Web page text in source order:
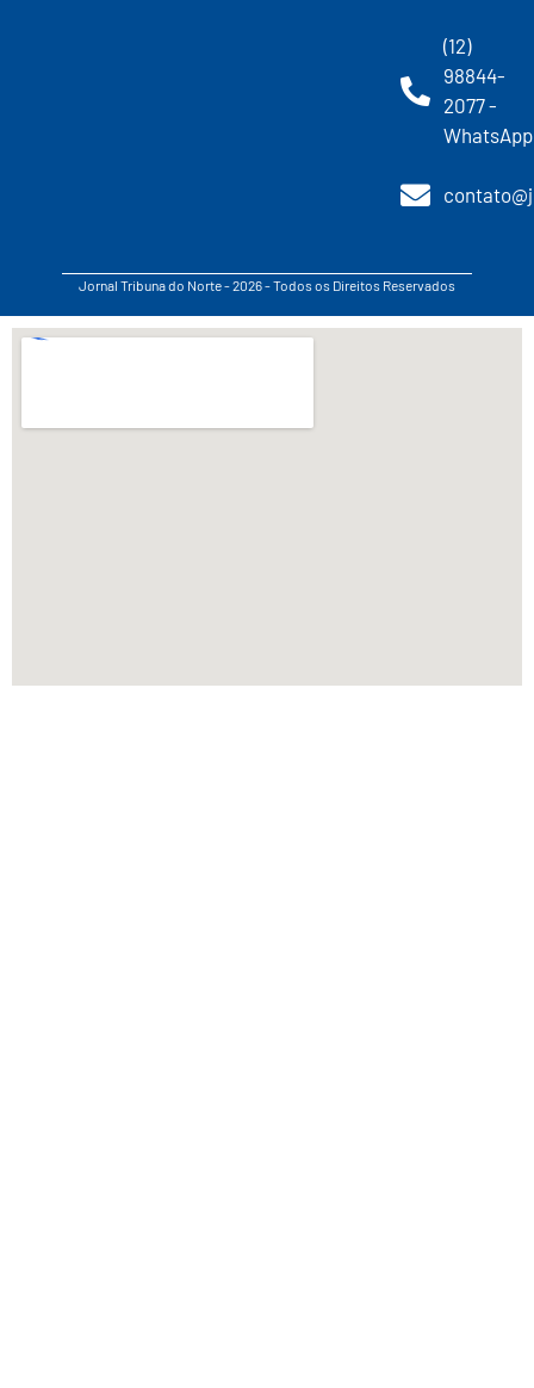
(12)
98844-
2077 -
WhatsApp
Jornal Tribuna do Norte - 2026 - Todos os Direitos Reservados